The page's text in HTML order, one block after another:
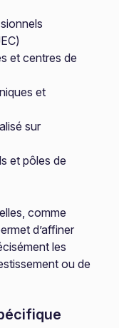
et centres de
et
sur
et pôles de
comme
d’affiner
les
ou de